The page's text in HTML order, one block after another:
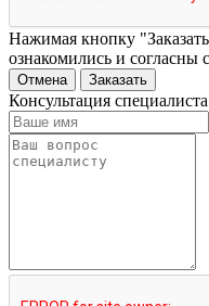
Нажимая кнопку
ознакомились и согласны с
Отмена Заказать
Консультация специалиста